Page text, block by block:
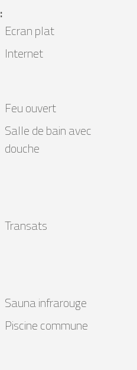
:
Ecran plat
Internet
Feu ouvert
Salle de bain avec
douche
Transats
Sauna infrarouge
Piscine commune